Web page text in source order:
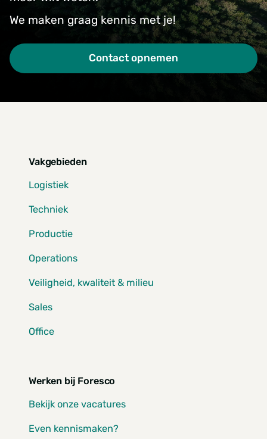
We maken graag kennis met je!
Contact opnemen
Vakgebieden
Logistiek
Techniek
Productie
Operations
Veiligheid, kwaliteit & milieu
Sales
Office
Werken bij Foresco
Bekijk onze vacatures
Even kennismaken?